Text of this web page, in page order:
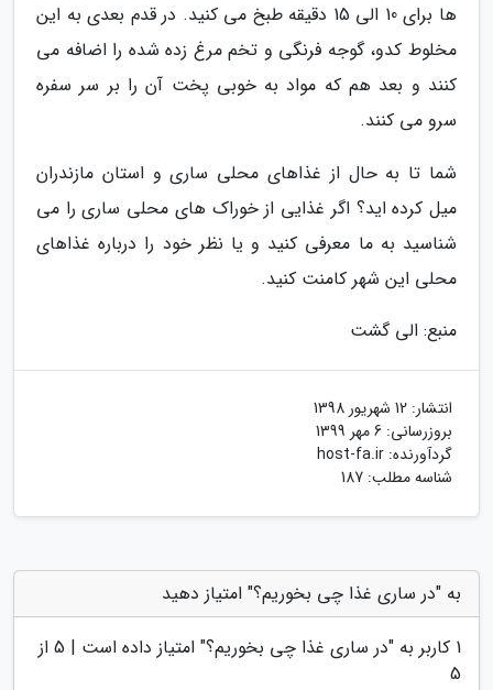
ها برای 10 الی 15 دقیقه طبخ می کنید. در قدم بعدی به این
مخلوط کدو، گوجه فرنگی و تخم مرغ زده شده را اضافه می
کنند و بعد هم که مواد به خوبی پخت آن را بر سر سفره
سرو می کنند.
شما تا به حال از غذاهای محلی ساری و استان مازندران
میل کرده اید؟ اگر غذایی از خوراک های محلی ساری را می
شناسید به ما معرفی کنید و یا نظر خود را درباره غذاهای
محلی این شهر کامنت کنید.
منبع: الی گشت
انتشار: 12 شهریور 1398
بروزرسانی: 6 مهر 1399
گردآورنده: host-fa.ir
شناسه مطلب: 187
به "در ساری غذا چی بخوریم؟" امتیاز دهید
1 کاربر به "در ساری غذا چی بخوریم؟" امتیاز داده است | 5 از
5